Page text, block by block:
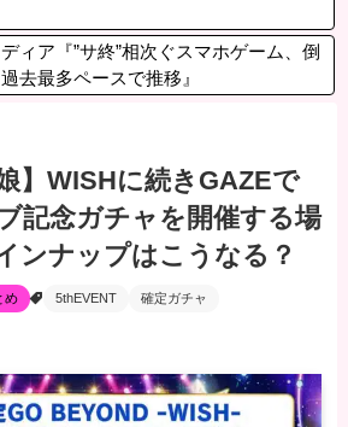
ディア『”サ終”相次ぐスマホゲーム、倒
去最多ペースで推移』
】WISHに続きGAZEで
記念ガチャを開催する場
ンナップはこうなる？
め 5thEVENT 確定ガチャ